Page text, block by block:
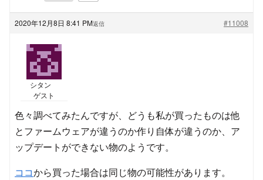
2020年12月8日 8:41 PM #11008
返信
シタン
ゲスト
色々調べてみたんですが、どうも私が買ったものは他
とファームウェアが違うのか作り自体が違うのか、ア
ップデートができない物のようです。
ココから買った場合は同じ物の可能性があります。